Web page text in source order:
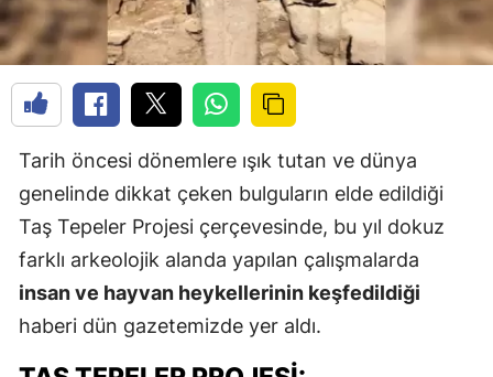
Tarih öncesi dönemlere ışık tutan ve dünya
genelinde dikkat çeken bulguların elde edildiği
Taş Tepeler Projesi çerçevesinde, bu yıl dokuz
farklı arkeolojik alanda yapılan çalışmalarda
insan ve hayvan heykellerinin keşfedildiği
haberi dün gazetemizde yer aldı.